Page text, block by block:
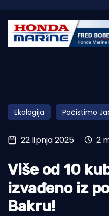
Početna
Obala
Otoci
Turizam i nautika
Pomorstvo
Ribolov
Ekologija
Ekologija Počistimo
22 lipnja 2025 2
Više od 10
izvađeno iz
Bakru!